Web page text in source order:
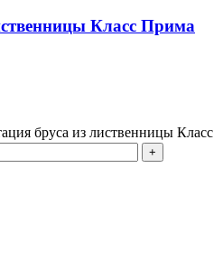
Класс Прима
бруса из лиственницы Класс